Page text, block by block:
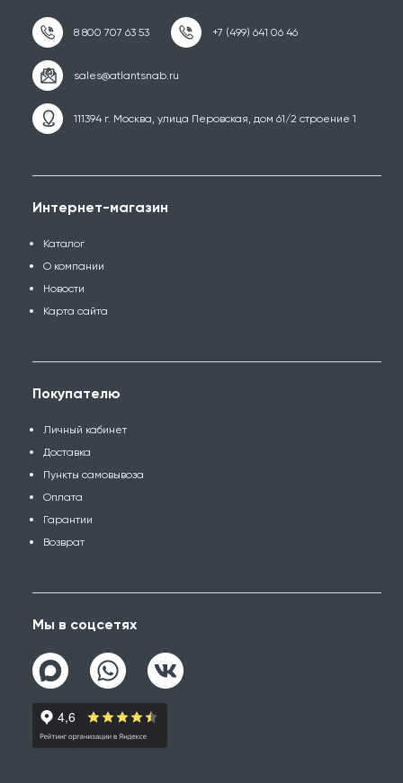
111394 г. Москва, улица Перовская, дом 61/2 строение 1
Интернет-магазин
Каталог
О компании
Новости
Карта сайта
Покупателю
Личный кабинет
Доставка
Пункты самовывоза
Оплата
Гарантии
Возврат
Мы в соцсетях